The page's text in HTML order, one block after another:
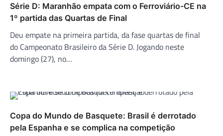
Série D: Maranhão empata com o Ferroviário-CE na
1º partida das Quartas de Final
Deu empate na primeira partida, da fase quartas de final
do Campeonato Brasileiro da Série D. Jogando neste
domingo (27), no…
Copa do Mundo de Basquete: Brasil é derrotado
pela Espanha e se complica na competição